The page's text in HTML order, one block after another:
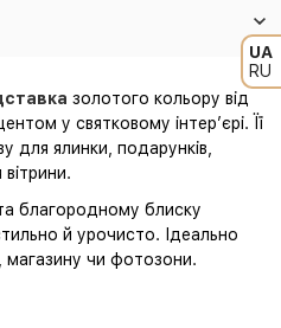
UA
RU
золотого кольору від
у святковому інтер’єрі. Її
для ялинки, подарунків,
та благородному блиску
й урочисто. Ідеально
чи фотозони.